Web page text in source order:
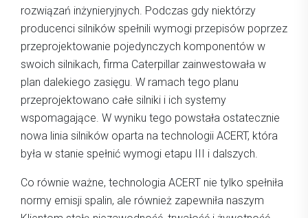
rozwiązań inżynieryjnych. Podczas gdy niektórzy
producenci silników spełnili wymogi przepisów poprzez
przeprojektowanie pojedynczych komponentów w
swoich silnikach, firma Caterpillar zainwestowała w
plan dalekiego zasięgu. W ramach tego planu
przeprojektowano całe silniki i ich systemy
wspomagające. W wyniku tego powstała ostatecznie
nowa linia silników oparta na technologii ACERT, która
była w stanie spełnić wymogi etapu III i dalszych.
Co równie ważne, technologia ACERT nie tylko spełniła
normy emisji spalin, ale również zapewniła naszym